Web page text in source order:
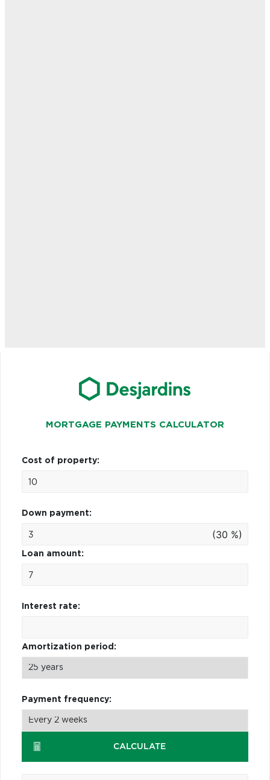
MORTGAGE PAYMENTS CALCULATOR
Cost of property:
Down payment:
(30 %)
Loan amount:
Interest rate:
Amortization period:
Payment frequency:
CALCULATE